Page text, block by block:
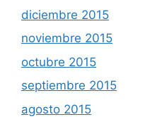
diciembre 2015
noviembre 2015
octubre 2015
septiembre 2015
agosto 2015